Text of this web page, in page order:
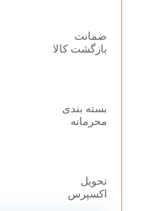
ضمانت
بازگشت کالا
بسته بندی
محرمانه
تحویل
اکسپرس